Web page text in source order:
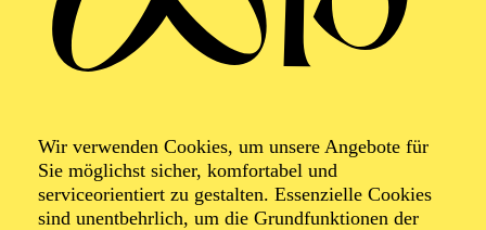
Wir verwenden Cookies, um unsere Angebote für
Sie möglichst sicher, komfortabel und
serviceorientiert zu gestalten. Essenzielle Cookies
sind unentbehrlich, um die Grundfunktionen der
19:00 - 21:00
Alfried Krupp Saal
ANNA LAPWOOD MEETS
PHILHARMONIA
ORCHESTRA